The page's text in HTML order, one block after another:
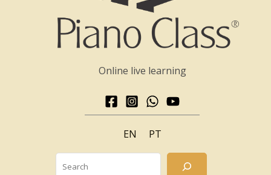
Online live learning
EN
PT